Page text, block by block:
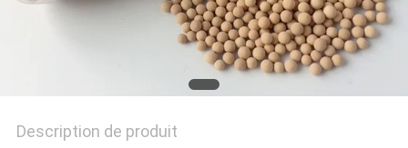
DEMANDER
SITEMAP
Description de produit